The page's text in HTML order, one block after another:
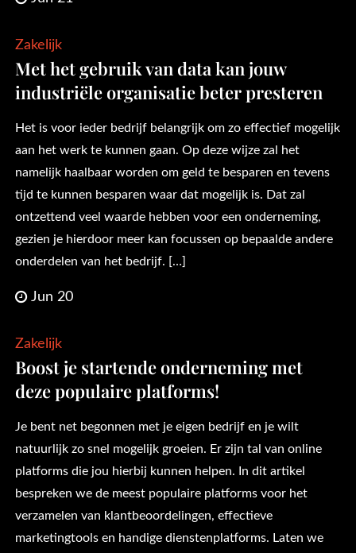
Zakelijk
Met het gebruik van data kan jouw
industriële organisatie beter presteren
Het is voor ieder bedrijf belangrijk om zo effectief mogelijk
aan het werk te kunnen gaan. Op deze wijze zal het
namelijk haalbaar worden om geld te besparen en tevens
tijd te kunnen besparen waar dat mogelijk is. Dat zal
ontzettend veel waarde hebben voor een onderneming,
gezien je hierdoor meer kan focussen op bepaalde andere
onderdelen van het bedrijf. […]
Jun 20
Zakelijk
Boost je startende onderneming met
deze populaire platforms!
Je bent net begonnen met je eigen bedrijf en je wilt
natuurlijk zo snel mogelijk groeien. Er zijn tal van online
platforms die jou hierbij kunnen helpen. In dit artikel
bespreken we de meest populaire platforms voor het
verzamelen van klantbeoordelingen, effectieve
marketingtools en handige dienstenplatforms. Laten we